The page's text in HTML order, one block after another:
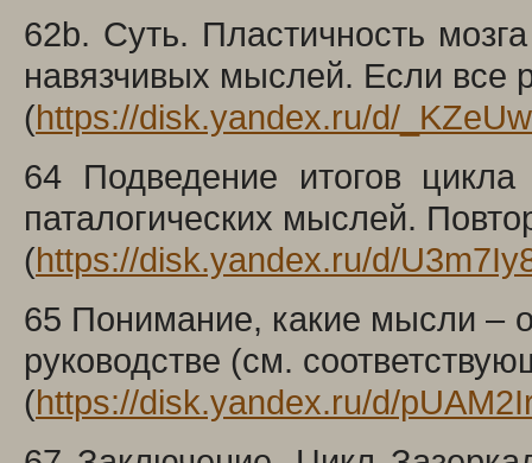
62b. Суть. Пластичность
навязчивых мыслей. Если все
(https://disk.yandex.ru/d/
64 Подведение итогов
паталогических мыслей.
(https://disk.yandex.ru/d/
65 Понимание, какие мысли –
руководстве (см.
(https://disk.yandex.ru/d/